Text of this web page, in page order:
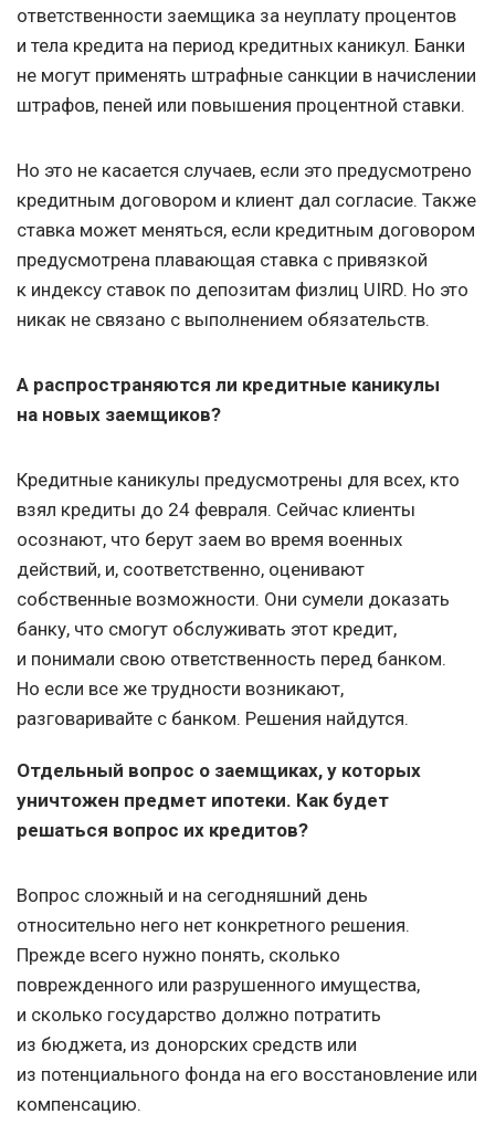
ответственности заемщика за неуплату процентов
и тела кредита на период кредитных каникул. Банки
не могут применять штрафные санкции в начислении
штрафов, пеней или повышения процентной ставки.
Но это не касается случаев, если это предусмотрено
кредитным договором и клиент дал согласие. Также
ставка может меняться, если кредитным договором
предусмотрена плавающая ставка с привязкой
к индексу ставок по депозитам физлиц UIRD. Но это
никак не связано с выполнением обязательств.
А распространяются ли кредитные каникулы
на новых заемщиков?
Кредитные каникулы предусмотрены для всех, кто
взял кредиты до 24 февраля. Сейчас клиенты
осознают, что берут заем во время военных
действий, и, соответственно, оценивают
собственные возможности. Они сумели доказать
банку, что смогут обслуживать этот кредит,
и понимали свою ответственность перед банком.
Но если все же трудности возникают,
разговаривайте с банком. Решения найдутся.
Отдельный вопрос о заемщиках, у которых
уничтожен предмет ипотеки. Как будет
решаться вопрос их кредитов?
Вопрос сложный и на сегодняшний день
относительно него нет конкретного решения.
Прежде всего нужно понять, сколько
поврежденного или разрушенного имущества,
и сколько государство должно потратить
из бюджета, из донорских средств или
из потенциального фонда на его восстановление или
компенсацию.